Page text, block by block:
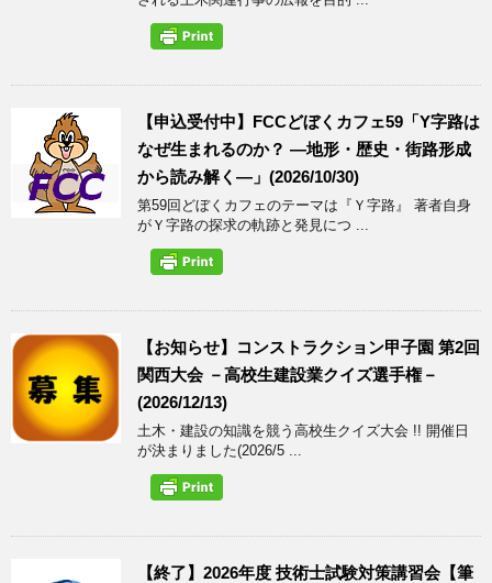
【申込受付中】FCCどぼくカフェ59「Y字路は
なぜ生まれるのか？ ―地形・歴史・街路形成
から読み解く―」(2026/10/30)
第59回どぼくカフェのテーマは『Ｙ字路』 著者自身
がＹ字路の探求の軌跡と発見につ ...
【お知らせ】コンストラクション甲子園 第2回
関西大会 －高校生建設業クイズ選手権－
(2026/12/13)
土木・建設の知識を競う高校生クイズ大会 !! 開催日
が決まりました(2026/5 ...
【終了】2026年度 技術士試験対策講習会【筆